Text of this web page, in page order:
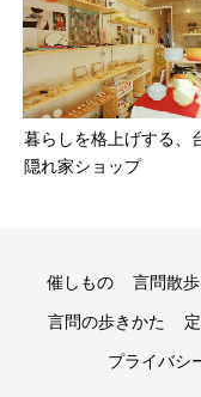
暮らしを格上げする、
隠れ家ショップ
催しもの 言問散
言問の歩きかた
プライバシ